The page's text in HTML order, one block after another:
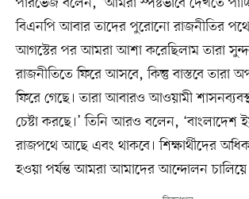
বিএনপি আবার তাদের পুরোনো রাজনীতির পথে
আগস্টের পর আমরা আশা করেছিলাম তারা
রাজনীতিতে ফিরে আসবে, কিন্তু বাস্তবে তারা
ফিরে গেছে। তারা আবারও আওয়ামী
চেষ্টা করছে।’ তিনি আরও বলেন, ‘বাংলাদেশ
রাজপথে আছে এবং থাকবে। শিক্ষার্থীদের
হওয়া পর্যন্ত আমরা আমাদের আন্দোলন চালিয়ে